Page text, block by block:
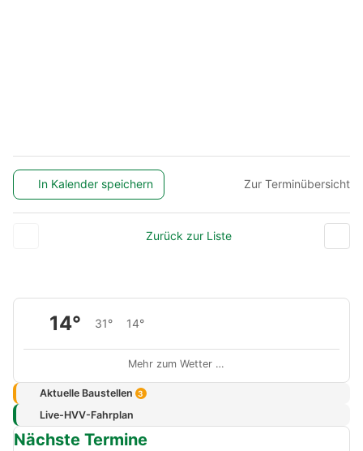
In Kalender speichern Zur Terminübersicht
Zurück zur Liste
14° 31° 14°
Mehr zum Wetter …
Aktuelle Baustellen 3
Live-HVV-Fahrplan
Nächste Termine